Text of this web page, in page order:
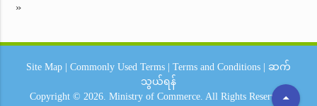
»
arrow_drop_up
Site Map Commonly Used Terms Terms and Conditions
ဆက်
သွယ်ရန်
Copyright © 2026. Ministry of Commerce. All Rights Reserved.